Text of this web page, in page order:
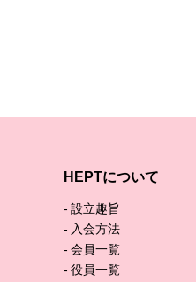
HEPTについて
設立趣旨
入会方法
会員一覧
役員一覧